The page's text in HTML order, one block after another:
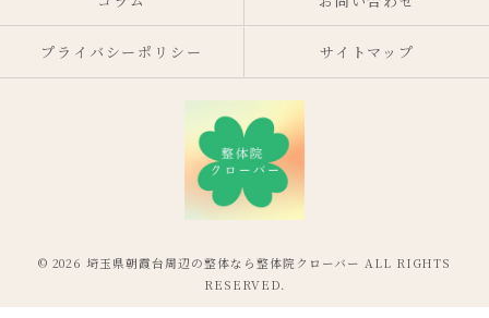
プライバシーポリシー サイトマップ
© 2026 埼玉県朝霞台周辺の整体なら整体院クローバー ALL RIGHTS
RESERVED.